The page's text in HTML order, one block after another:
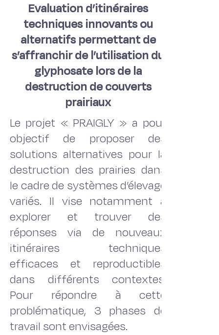
Evaluation d’itinéraires
techniques innovants ou
alternatifs permettant de
s’affranchir de l’utilisation du
glyphosate lors de la
destruction de couverts
prairiaux
Le projet « PRAIGLY » a pour
objectif de proposer des
solutions alternatives pour la
destruction des prairies dans
le cadre de systèmes d’élevage
variés. Il vise notamment à
explorer et trouver des
réponses via de nouveaux
itinéraires techniques
efficaces et reproductibles
dans différents contextes.
Pour répondre à cette
problématique, 3 phases de
travail sont envisagées.